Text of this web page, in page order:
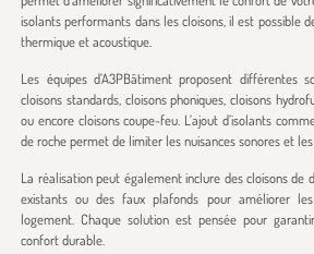
isolants performants dans les cloisons, il est possible
thermique et acoustique.
Les équipes d’A3PBâtiment proposent différentes
cloisons standards, cloisons phoniques, cloisons
ou encore cloisons coupe-feu. L’ajout d’isolants
de roche permet de limiter les nuisances sonores et
La réalisation peut également inclure des cloisons de
existants ou des faux plafonds pour améliorer
logement. Chaque solution est pensée pour
confort durable.